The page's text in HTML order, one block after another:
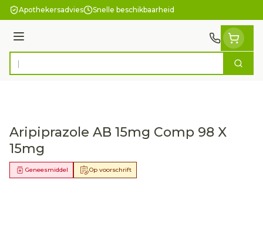
Ga naar de inhoud
Apothekersadvies Snelle beschikbaarheid
Menu
Product, merk, categorie... Zoek
Aripiprazole AB 15mg Comp 98 X
15mg
Op voorschrift
Geneesmiddel